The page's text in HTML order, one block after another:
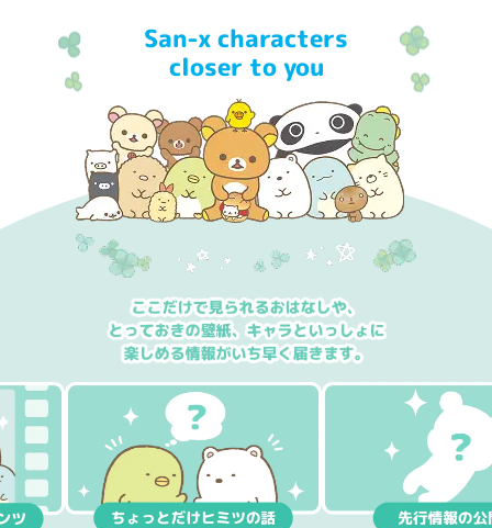
San-x characters
closer to you